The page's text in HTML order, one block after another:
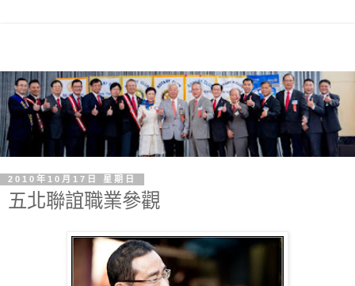
2010年10月17日 星期日
五北聯誼職業參觀